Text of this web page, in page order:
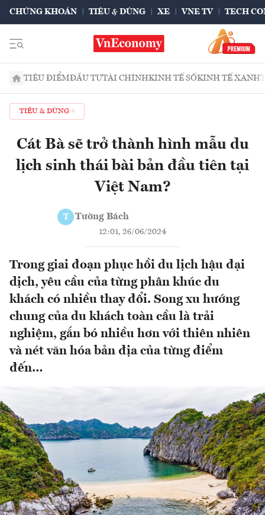
CHỨNG KHOÁN TIÊU & DÙNG XE VNE TV TECH
TIÊU ĐIỂMĐẦU TƯTÀI CHÍNHKINH TẾ SỐKINH TẾ XANH
TIÊU & DÙNG
Cát Bà sẽ trở thành hình mẫu du
lịch sinh thái bài bản đầu tiên tại
Việt Nam?
T Tường Bách
12:01, 26/06/2024
Trong giai đoạn phục hồi du lịch hậu đại
dịch, yêu cầu của từng phân khúc du
khách có nhiều thay đổi. Song xu hướng
chung của du khách toàn cầu là trải
nghiệm, gắn bó nhiều hơn với thiên nhiên
và nét văn hóa bản địa của từng điểm
đến…